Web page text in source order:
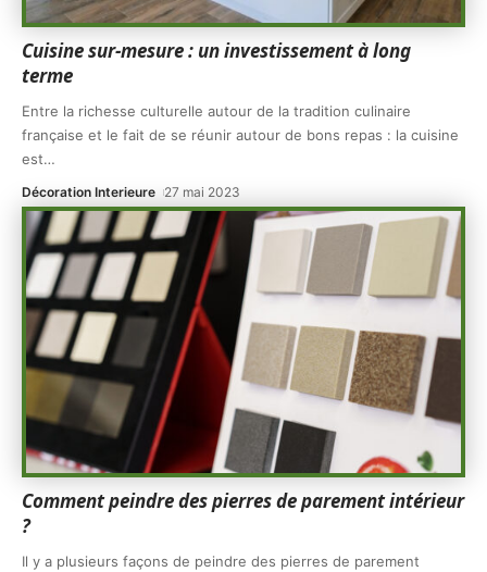
Cuisine sur-mesure : un investissement à long
terme
Entre la richesse culturelle autour de la tradition culinaire
française et le fait de se réunir autour de bons repas : la cuisine
est…
Décoration Interieure 27 mai 2023
Comment peindre des pierres de parement intérieur
?
Il y a plusieurs façons de peindre des pierres de parement